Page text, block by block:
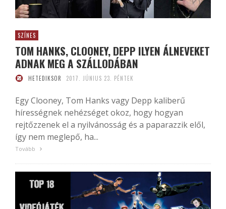
SZÍNES
TOM HANKS, CLOONEY, DEPP ILYEN ÁLNEVEKET
ADNAK MEG A SZÁLLODÁBAN
HETEDIKSOR 2017. JÚNIUS 23. PÉNTEK
Egy Clooney, Tom Hanks vagy Depp kaliberű
hírességnek nehézséget okoz, hogy hogyan
rejtőzzenek el a nyilvánosság és a paparazzik elől,
így nem meglepő, ha...
Tovább